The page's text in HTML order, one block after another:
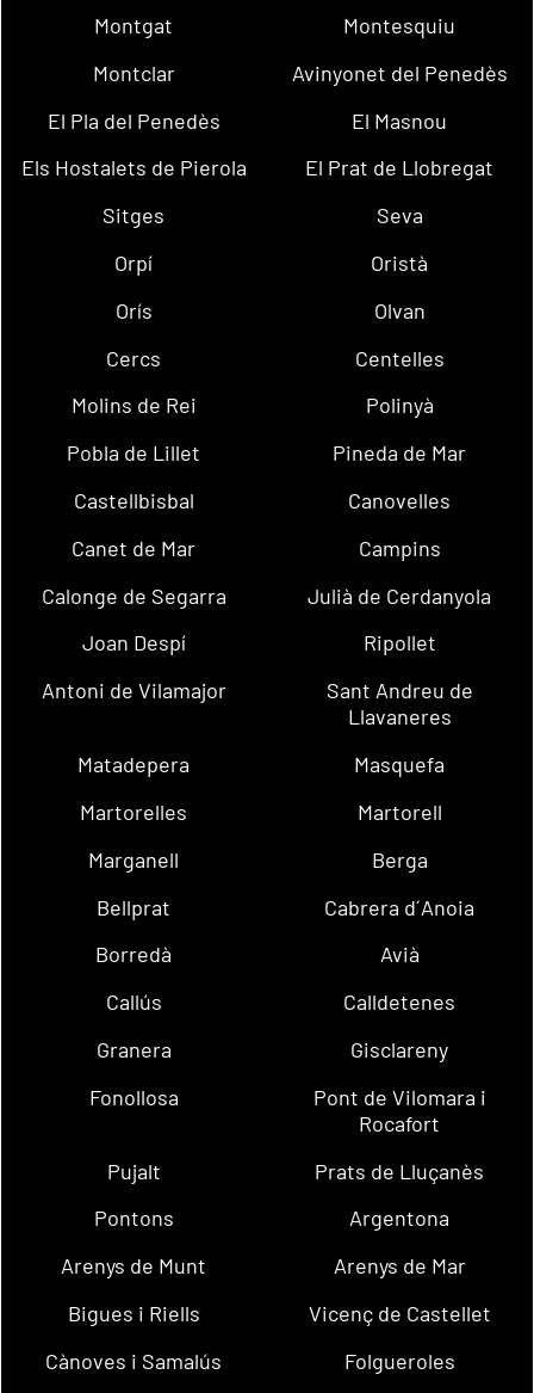
Montgat
Montesquiu
Montclar
Avinyonet del Penedès
El Pla del Penedès
El Masnou
Els Hostalets de Pierola
El Prat de Llobregat
Sitges
Seva
Orpí
Oristà
Orís
Olvan
Cercs
Centelles
Molins de Rei
Polinyà
Pobla de Lillet
Pineda de Mar
Castellbisbal
Canovelles
Canet de Mar
Campins
Calonge de Segarra
Julià de Cerdanyola
Joan Despí
Ripollet
Antoni de Vilamajor
Sant Andreu de
Llavaneres
Matadepera
Masquefa
Martorelles
Martorell
Marganell
Berga
Bellprat
Cabrera d´Anoia
Borredà
Avià
Callús
Calldetenes
Granera
Gisclareny
Fonollosa
Pont de Vilomara i
Rocafort
Pujalt
Prats de Lluçanès
Pontons
Argentona
Arenys de Munt
Arenys de Mar
Bigues i Riells
Vicenç de Castellet
Cànoves i Samalús
Folgueroles